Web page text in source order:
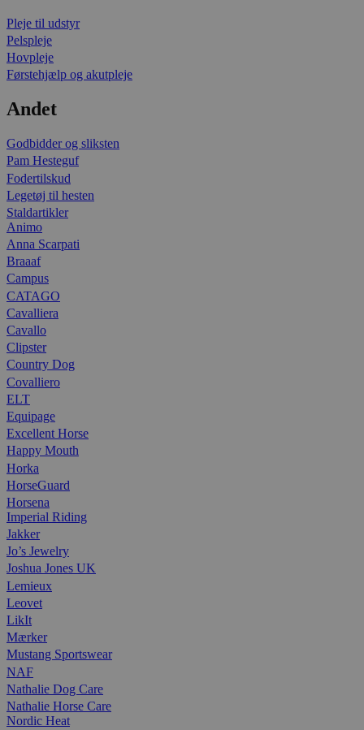
Pleje til udstyr
Pelspleje
Hovpleje
Førstehjælp og akutpleje
Andet
Godbidder og sliksten
Pam Hesteguf
Fodertilskud
Legetøj til hesten
Staldartikler
Animo
Anna Scarpati
Braaaf
Campus
CATAGO
Cavalliera
Cavallo
Clipster
Country Dog
Covalliero
ELT
Equipage
Excellent Horse
Happy Mouth
Horka
HorseGuard
Horsena
Imperial Riding
Jakker
Jo’s Jewelry
Joshua Jones UK
Lemieux
Leovet
LikIt
Mærker
Mustang Sportswear
NAF
Nathalie Dog Care
Nathalie Horse Care
Nordic Heat